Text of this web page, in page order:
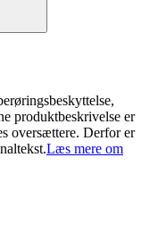
produktbeskrivelse er
oversættere. Derfor er
Læs mere om